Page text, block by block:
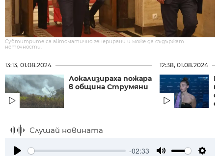
Субтитрите са автоматично генерирани и може да съдържат
неточности.
13:13, 01.08.2024
Локализираха пожара
в община Струмяни
12:38, 01.08.2024
Слушай новината
-02:33